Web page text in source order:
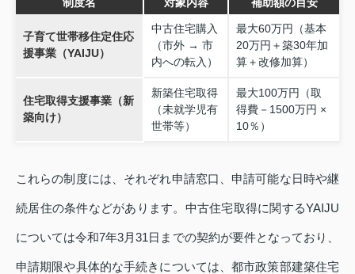
子育て世帯移住定住応
援事業（YAIJU）
中古住宅購入
（市外 → 市
内への転入）
最大60万円（基本
20万円＋築30年加
算＋改修加算）
住宅取得支援事業（新
築向け）
新築住宅取得
（未就学児有
世帯等）
最大100万円（取
得費－1500万円 ×
10％）
これらの制度には、それぞれ申請窓口、申請可能な日時や継
続居住の条件などがあります。中古住宅取得に関するYAIJU
については令和7年3月31日までの契約が要件となっており、
申請期限や具体的な手続きについては、都市政策部建築住宅